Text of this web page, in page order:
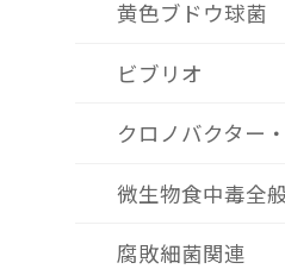
黄色ブドウ球菌
ビブリオ
クロノバクター
微生物食中毒全
腐敗細菌関連